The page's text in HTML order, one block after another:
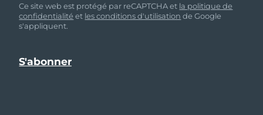
Ce site web est protégé par reCAPTCHA et la politique de
confidentialité et les conditions d'utilisation de Google
s'appliquent.